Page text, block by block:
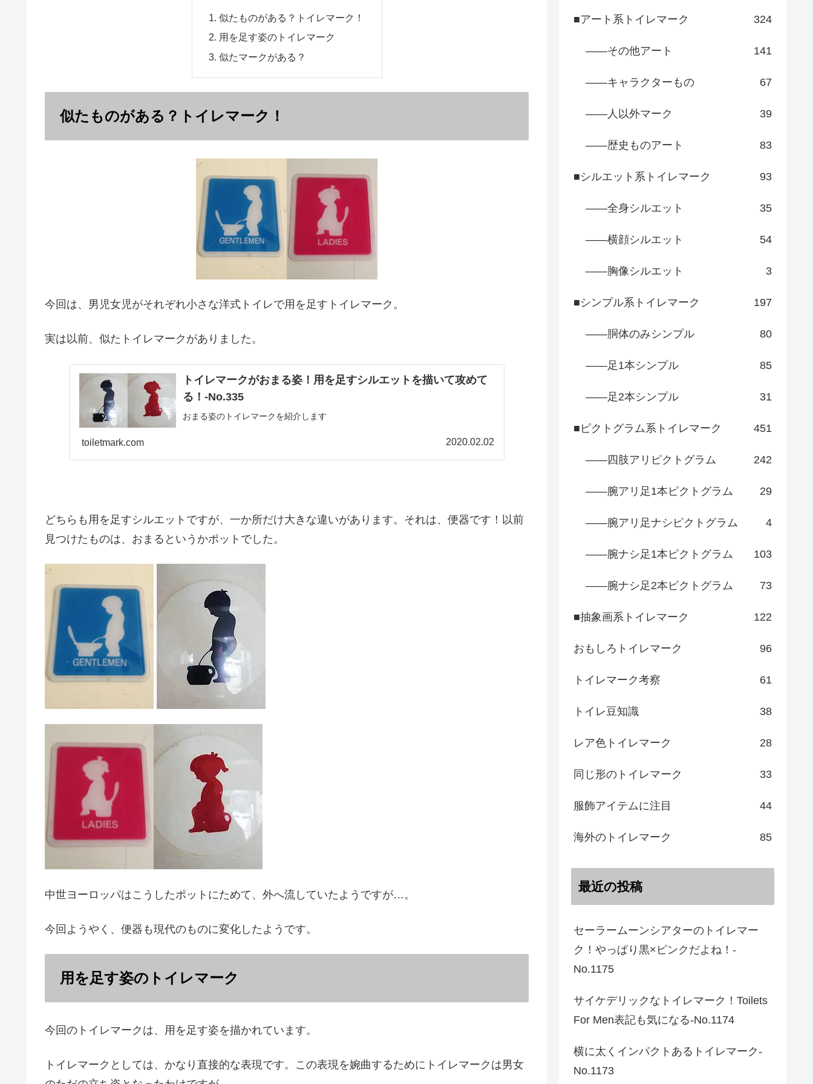
似たものがある？トイレマーク！
用を足す姿のトイレマーク
似たマークがある？
似たものがある？トイレマーク！
今回は、男児女児がそれぞれ小さな洋式トイレで用を足すトイレマーク。
実は以前、似たトイレマークがありました。
トイレマークがおまる姿！用を足すシルエットを描いて攻めて
る！‐No.335
おまる姿のトイレマークを紹介します
toiletmark.com 2020.02.02
どちらも用を足すシルエットですが、一か所だけ大きな違いがあります。それは、便器です！以前
見つけたものは、おまるというかポットでした。
中世ヨーロッパはこうしたポットにためて、外へ流していたようですが…。
今回ようやく、便器も現代のものに変化したようです。
用を足す姿のトイレマーク
今回のトイレマークは、用を足す姿を描かれています。
トイレマークとしては、かなり直接的な表現です。この表現を婉曲するためにトイレマークは男女
■アート系トイレマーク 324
――その他アート 141
――キャラクターもの 67
――人以外マーク 39
――歴史ものアート 83
■シルエット系トイレマーク 93
――全身シルエット 35
――横顔シルエット 54
――胸像シルエット 3
■シンプル系トイレマーク 197
――胴体のみシンプル 80
――足1本シンプル 85
――足2本シンプル 31
■ピクトグラム系トイレマーク 451
――四肢アリピクトグラム 242
――腕アリ足1本ピクトグラム 29
――腕アリ足ナシピクトグラム 4
――腕ナシ足1本ピクトグラム 103
――腕ナシ足2本ピクトグラム 73
■抽象画系トイレマーク 122
おもしろトイレマーク 96
トイレマーク考察 61
トイレ豆知識 38
レア色トイレマーク 28
同じ形のトイレマーク 33
服飾アイテムに注目 44
海外のトイレマーク 85
最近の投稿
セーラームーンシアターのトイレマー
ク！やっぱり黒×ピンクだよね！-
No.1175
サイケデリックなトイレマーク！Toilets
For Men表記も気になる-No.1174
横に太くインパクトあるトイレマーク-
No.1173